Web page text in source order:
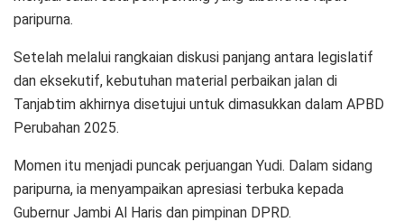
paripurna.
Setelah melalui rangkaian diskusi panjang antara legislatif
dan eksekutif, kebutuhan material perbaikan jalan di
Tanjabtim akhirnya disetujui untuk dimasukkan dalam APBD
Perubahan 2025.
Momen itu menjadi puncak perjuangan Yudi. Dalam sidang
paripurna, ia menyampaikan apresiasi terbuka kepada
Gubernur Jambi Al Haris dan pimpinan DPRD.